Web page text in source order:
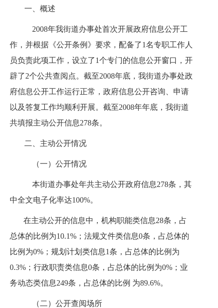
一、概述
2008年我街道办事处首次开展政府信息公开工
作，并根据《公开条例》要求，配备了1名专职工作人
员负责此项工作，设立了1个专门的信息公开窗口，开
辟了2个公共查阅点。截至2008年底，我街道办事处政
府信息公开工作运行正常，政府信息公开咨询、申请
以及答复工作均顺利开展。截至2008年年底，我街道
共填报主动公开信息278条。
二、主动公开情况
（一）公开情况
本街道办事处年共主动公开政府信息278条，其
中全文电子化率达100%。
在主动公开的信息中，机构职能类信息28条，占
总体的比例为10.1% ；法规文件类信息0条，占总体的
比例为0% ；规划计划类信息1条，占总体的比例为
0.3% ；行政职责类信息0条，占总体的比例为0% ；业
务动态类信息249条，占总体的比例 为89.6%。
（二）公开查阅场所